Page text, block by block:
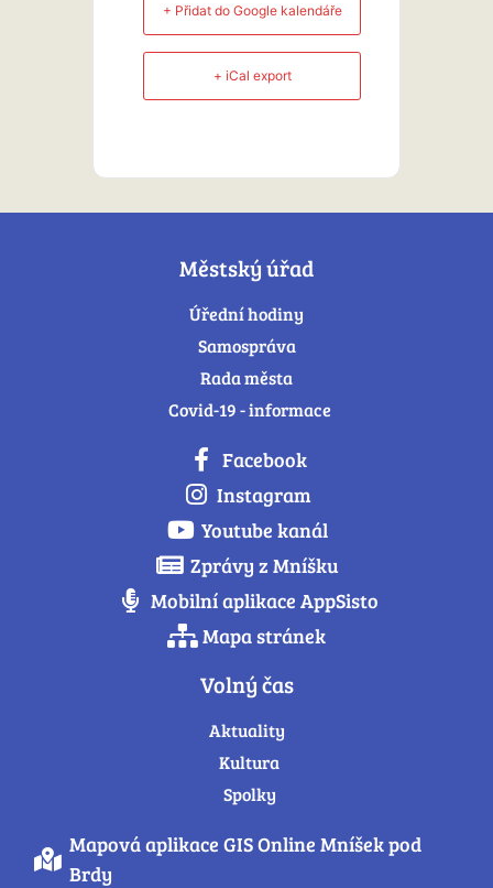
+ Přidat do Google kalendáře
+ iCal export
Městský úřad
Úřední hodiny
Samospráva
Rada města
Covid-19 - informace
Facebook
Instagram
Youtube kanál
Zprávy z Mníšku
Mobilní aplikace AppSisto
Mapa stránek
Volný čas
Aktuality
Kultura
Spolky
Mapová aplikace GIS Online Mníšek pod
Brdy